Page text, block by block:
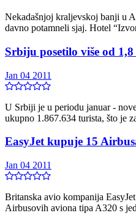
Nekadašnjoj kraljevskoj banji u
davno potamneli sjaj. Hotel
Srbiju posetilo više od
Jan 04 2011
U Srbiji je u periodu januar -
ukupno 1.867.634 turista, što je
EasyJet kupuje 15
Jan 04 2011
Britanska avio kompanija
Airbusovih aviona tipa A320 s